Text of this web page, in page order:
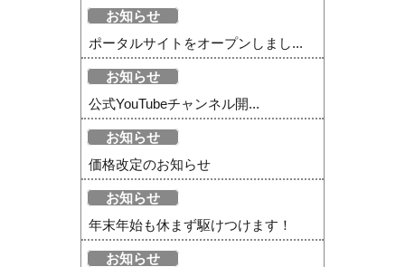
お知らせ
ポータルサイトをオープンしまし...
お知らせ
公式YouTubeチャンネル開...
お知らせ
価格改定のお知らせ
お知らせ
年末年始も休まず駆けつけます！
お知らせ